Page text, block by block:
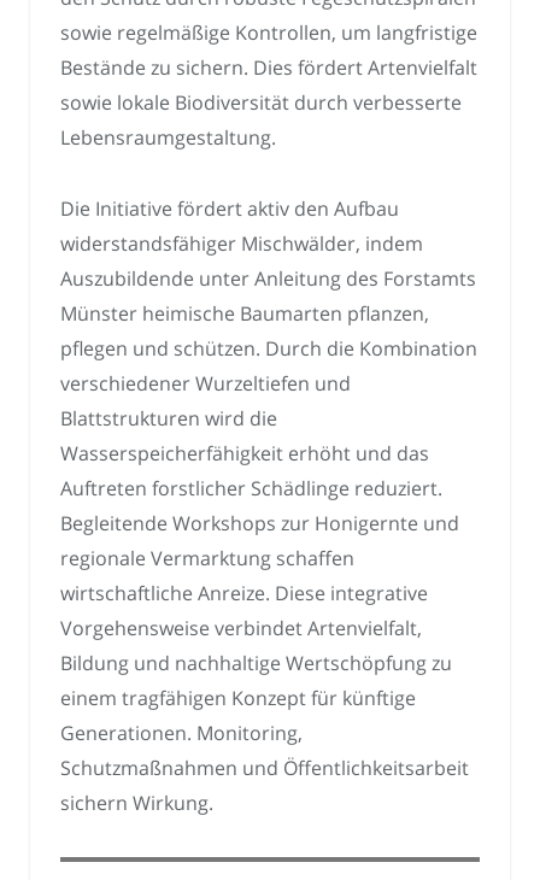
sowie regelmäßige Kontrollen, um langfristige
Bestände zu sichern. Dies fördert Artenvielfalt
sowie lokale Biodiversität durch verbesserte
Lebensraumgestaltung.
Die Initiative fördert aktiv den Aufbau
widerstandsfähiger Mischwälder, indem
Auszubildende unter Anleitung des Forstamts
Münster heimische Baumarten pflanzen,
pflegen und schützen. Durch die Kombination
verschiedener Wurzeltiefen und
Blattstrukturen wird die
Wasserspeicherfähigkeit erhöht und das
Auftreten forstlicher Schädlinge reduziert.
Begleitende Workshops zur Honigernte und
regionale Vermarktung schaffen
wirtschaftliche Anreize. Diese integrative
Vorgehensweise verbindet Artenvielfalt,
Bildung und nachhaltige Wertschöpfung zu
einem tragfähigen Konzept für künftige
Generationen. Monitoring,
Schutzmaßnahmen und Öffentlichkeitsarbeit
sichern Wirkung.